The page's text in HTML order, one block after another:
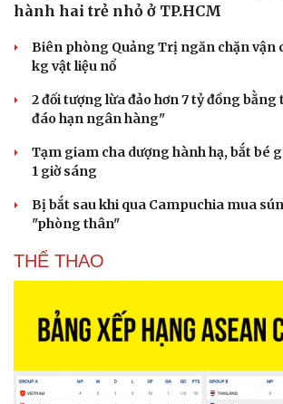
hành hai trẻ nhỏ ở TP.HCM
Biên phòng Quảng Trị ngăn chặn vận
kg vật liệu nổ
2 đối tượng lừa đảo hơn 7 tỷ đồng bằng
đáo hạn ngân hàng"
Tạm giam cha dượng hành hạ, bắt bé
1 giờ sáng
Bị bắt sau khi qua Campuchia mua
"phòng thân"
THỂ THAO